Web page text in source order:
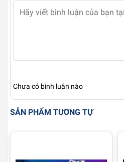
Chưa có bình luận nào
SẢN PHẨM TƯƠNG TỰ